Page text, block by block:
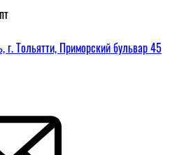
г. Тольятти, Приморский бульвар 45